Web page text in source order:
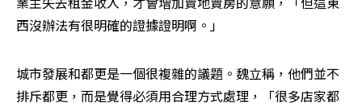
西沒辦法有很明確的證據證明啊。」
城市發展和都更是一個很複雜的議題。魏立稱，他們並不
排斥都更，而是覺得必須用合理方式處理，「很多店家都